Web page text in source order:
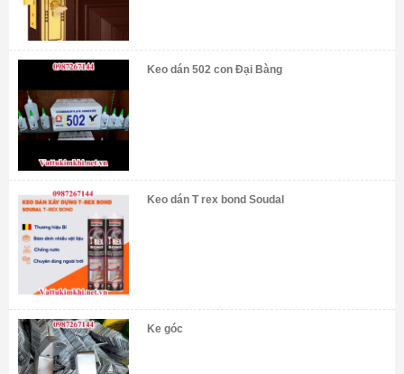
Keo dán 502 con Đại Bàng
Keo dán T rex bond Soudal
Ke góc